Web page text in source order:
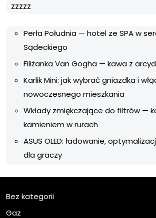
zzzzz
Perła Południa — hotel ze SPA w
Sądeckiego
Filiżanka Van Gogha — kawa z
Karlik Mini: jak wybrać gniazdka i
nowoczesnego mieszkania
Wkłady zmiękczające do filtrów —
kamieniem w rurach
ASUS OLED: ładowanie,
dla graczy
Bez kategorii
Gaz